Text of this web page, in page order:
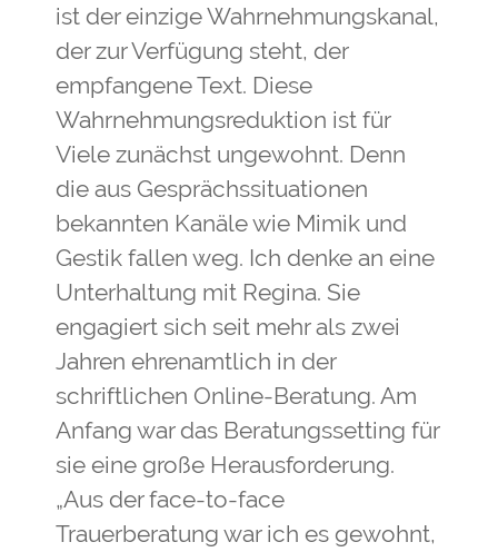
ist der einzige Wahrnehmungskanal,
der zur Verfügung steht, der
empfangene Text. Diese
Wahrnehmungsreduktion ist für
Viele zunächst ungewohnt. Denn
die aus Gesprächssituationen
bekannten Kanäle wie Mimik und
Gestik fallen weg. Ich denke an eine
Unterhaltung mit Regina. Sie
engagiert sich seit mehr als zwei
Jahren ehrenamtlich in der
schriftlichen Online-Beratung. Am
Anfang war das Beratungssetting für
sie eine große Herausforderung.
„Aus der face-to-face
Trauerberatung war ich es gewohnt,